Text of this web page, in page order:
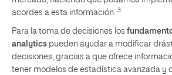
acordes a esta información. 3
Para la toma de decisiones los
analytics pueden ayudar a modificar
decisiones, gracias a que ofrece
tener modelos de estadística avanzada y